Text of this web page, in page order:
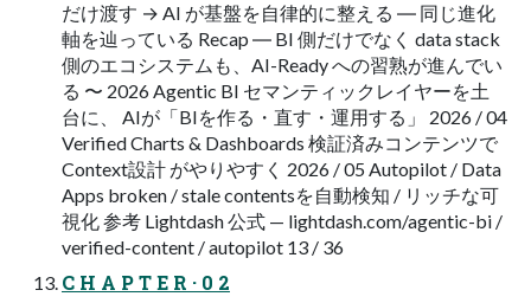
だけ渡す → AI が基盤を自律的に整える ― 同じ進化
軸を辿っている Recap ― BI 側だけでなく data stack
側のエコシステムも、AI-Ready への習熟が進んでい
る 〜 2026 Agentic BI セマンティックレイヤーを土
台に、 AIが「BIを作る・直す・運用する」 2026 / 04
Verified Charts & Dashboards 検証済みコンテンツで
Context設計 がやりやすく 2026 / 05 Autopilot / Data
Apps broken / stale contentsを自動検知 / リッチな可
視化 参考 Lightdash 公式 — lightdash.com/agentic-bi /
verified-content / autopilot 13 / 36
C H A P T E R · 0 2